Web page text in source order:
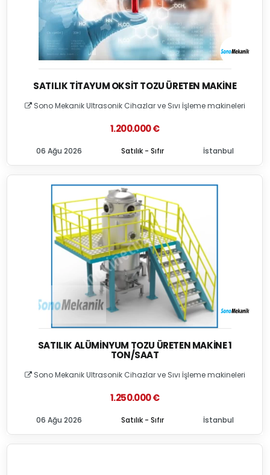
SATILIK TITAYUM OKSIT TOZU ÜRETEN MAKINE
Sono Mekanik Ultrasonik Cihazlar ve Sıvı İşleme makineleri
1.200.000 €
Satılık - Sıfır
06 Ağu 2026 İstanbul
SATILIK ALÜMINYUM TOZU ÜRETEN MAKINE 1
TON/SAAT
Sono Mekanik Ultrasonik Cihazlar ve Sıvı İşleme makineleri
1.250.000 €
Satılık - Sıfır
06 Ağu 2026 İstanbul